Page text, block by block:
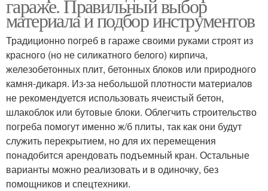
гараже. Правильный выбор
материала и подбор инструментов
Традиционно погреб в гараже своими руками строят из
красного (но не силикатного белого) кирпича,
железобетонных плит, бетонных блоков или природного
камня-дикаря. Из-за небольшой плотности материалов
не рекомендуется использовать ячеистый бетон,
шлакоблок или бутовые блоки. Облегчить строительство
погреба помогут именно ж/б плиты, так как они будут
служить перекрытием, но для их перемещения
понадобится арендовать подъемный кран. Остальные
варианты можно реализовать и в одиночку, без
помощников и спецтехники.